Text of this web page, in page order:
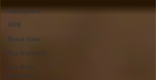
Todos posts
MPB
Bossa nova
Pop Nacional
Pop Rock
Nacional